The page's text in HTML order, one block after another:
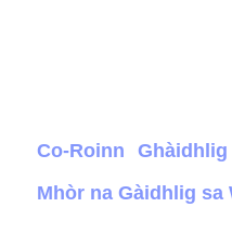
Co-Roinn
Mhòr na Gàidhlig sa